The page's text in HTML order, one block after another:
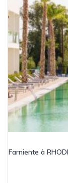
Farniente à